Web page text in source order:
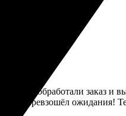
быстро обработали заказ и
превзошёл ожидания!